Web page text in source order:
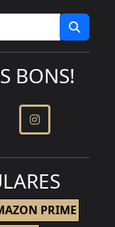
BONS!
PRIME